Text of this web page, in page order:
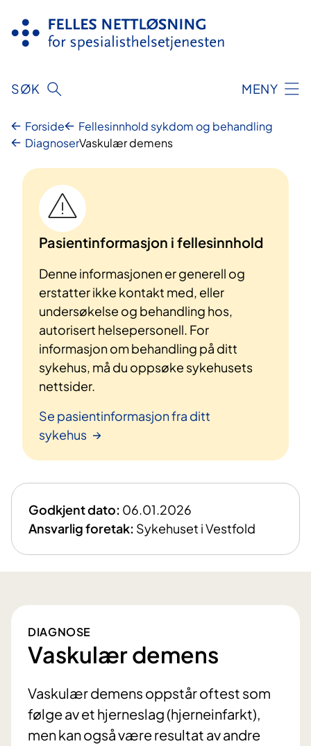
innhold
SØK MENY
Forside
Fellesinnhold sykdom og behandling
DiagnoserVaskulær demens
Pasientinformasjon i fellesinnhold
Denne informasjonen er generell og
erstatter ikke kontakt med, eller
undersøkelse og behandling hos,
autorisert helsepersonell. For
informasjon om behandling på ditt
sykehus, må du oppsøke sykehusets
nettsider.
Se pasientinformasjon fra ditt
sykehus
Godkjent dato: 06.01.2026
Ansvarlig foretak: Sykehuset i Vestfold
DIAGNOSE
Vaskulær demens
Vaskulær demens oppstår oftest som
følge av et hjerneslag (hjerneinfarkt),
men kan også være resultat av andre